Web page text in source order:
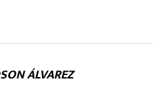
ÁLVAREZ